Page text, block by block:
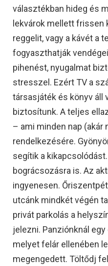
választékban hideg és
lekvárok mellett
reggelit, vagy a kávét a
fogyaszthatják
pihenést, nyugalmat
stresszel. Ezért TV a
társasjáték és könyv áll
biztosítunk. A teljes
– ami minden nap (akár
rendelkezésére.
segítik a
bográcsozásra is. Az
ingyenesen.
utcánk mindkét végén
privát parkolás a
jelezni. Panziónknál
melyet felár ellenében
megengedett. Töltődj